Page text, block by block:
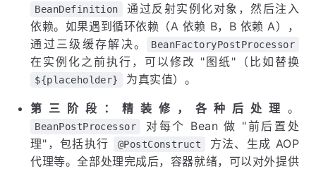
BeanDefinition
通过反射实例化对象，然后注入
依赖。如果遇到循环依赖（A 依赖 B，B 依赖 A），
通过三级缓存解决。
BeanFactoryPostProcessor
在实例化之前执行，可以修改 "图纸"（比如替换
${placeholder} 为真实值）。
第三阶段：精装修，各种后处理 。
BeanPostProcessor
对每个 Bean 做 "前后置处
理"，包括执行
@PostConstruct
方法、生成 AOP
代理等。全部处理完成后，容器就绪，可以对外提供